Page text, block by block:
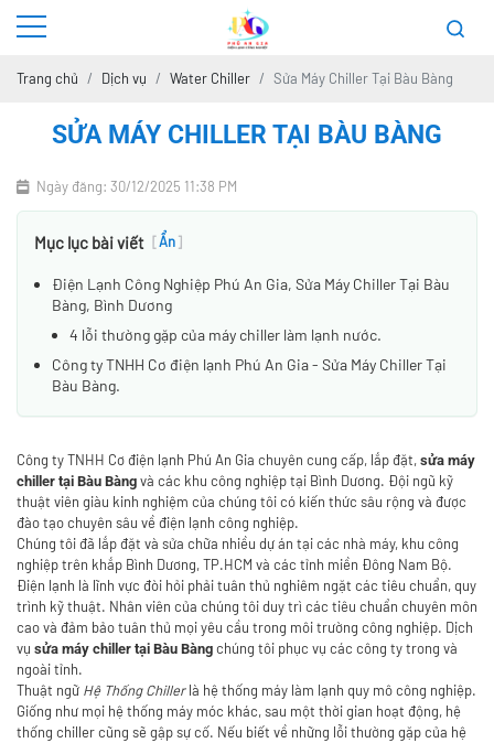
Trang chủ Dịch vụ Water Chiller Sửa Máy Chiller Tại Bàu Bàng
SỬA MÁY CHILLER TẠI BÀU BÀNG
Ngày đăng: 30/12/2025 11:38 PM
Mục lục bài viết [Ẩn]
Điện Lạnh Công Nghiệp Phú An Gia, Sửa Máy Chiller Tại Bàu
Bàng, Bình Dương
4 lỗi thường gặp của máy chiller làm lạnh nước.
Công ty TNHH Cơ điện lạnh Phú An Gia - Sửa Máy Chiller Tại
Bàu Bàng.
Công ty TNHH Cơ điện lạnh Phú An Gia chuyên cung cấp, lắp đặt, sửa máy
chiller tại Bàu Bàng và các khu công nghiệp tại Bình Dương. Đội ngũ kỹ
thuật viên giàu kinh nghiệm của chúng tôi có kiến ​​thức sâu rộng và được
đào tạo chuyên sâu về điện lạnh công nghiệp.
Chúng tôi đã lắp đặt và sửa chữa nhiều dự án tại các nhà máy, khu công
nghiệp trên khắp Bình Dương, TP.HCM và các tỉnh miền Đông Nam Bộ.
Điện lạnh là lĩnh vực đòi hỏi phải tuân thủ nghiêm ngặt các tiêu chuẩn, quy
trình kỹ thuật. Nhân viên của chúng tôi duy trì các tiêu chuẩn chuyên môn
cao và đảm bảo tuân thủ mọi yêu cầu trong môi trường công nghiệp. Dịch
vụ sửa máy chiller tại Bàu Bàng chúng tôi phục vụ các công ty trong và
ngoài tỉnh.
Thuật ngữ Hệ Thống Chillerlà hệ thống máy làm lạnh quy mô công nghiệp.
Giống như mọi hệ thống máy móc khác, sau một thời gian hoạt động, hệ
thống chiller cũng sẽ gập sự cố. Nếu biết về những lỗi thường gặp của hệ